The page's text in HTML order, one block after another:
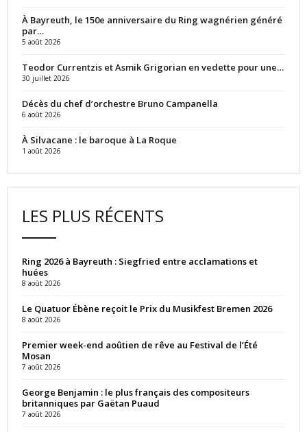
À Bayreuth, le 150e anniversaire du Ring wagnérien généré
par…
5 août 2026
Teodor Currentzis et Asmik Grigorian en vedette pour une…
30 juillet 2026
Décès du chef d’orchestre Bruno Campanella
6 août 2026
À Silvacane : le baroque à La Roque
1 août 2026
LES PLUS RÉCENTS
Ring 2026 à Bayreuth : Siegfried entre acclamations et
huées
8 août 2026
Le Quatuor Ébène reçoit le Prix du Musikfest Bremen 2026
8 août 2026
Premier week-end aoûtien de rêve au Festival de l’Été
Mosan
7 août 2026
George Benjamin : le plus français des compositeurs
britanniques par Gaëtan Puaud
7 août 2026